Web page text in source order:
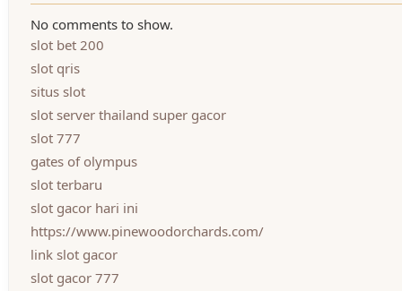
No comments to show.
slot bet 200
slot qris
situs slot
slot server thailand super gacor
slot 777
gates of olympus
slot terbaru
slot gacor hari ini
https://www.pinewoodorchards.com/
link slot gacor
slot gacor 777